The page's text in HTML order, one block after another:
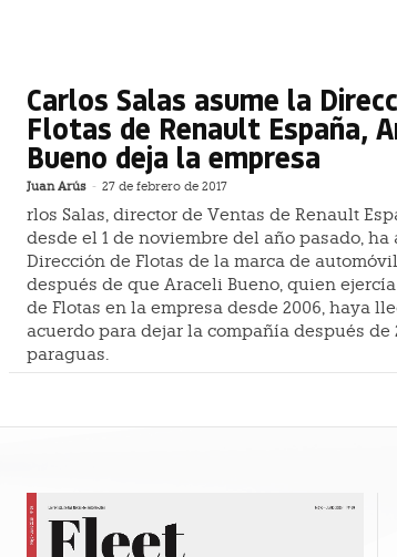
Carlos Salas asume la
Flotas de Renault España,
Bueno deja la empresa
Juan Arús - 27 de febrero de 2017
rlos Salas, director de Ventas de Renault
desde el 1 de noviembre del año pasado, ha
Dirección de Flotas de la marca de
después de que Araceli Bueno, quien
de Flotas en la empresa desde 2006, haya
acuerdo para dejar la compañía después de
paraguas.